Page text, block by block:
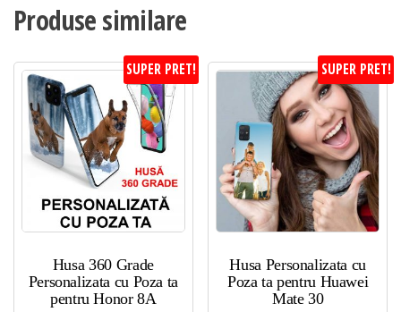
Produse similare
SUPER PRET!
Husa 360 Grade
Personalizata cu Poza ta
pentru Honor 8A
SUPER PRET!
Husa Personalizata cu
Poza ta pentru Huawei
Mate 30